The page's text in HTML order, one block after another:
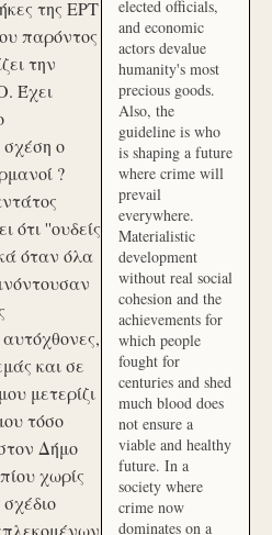
της ΕΡΤ
παρόντος
την
Έχει
ο
?
ότι ''ουδείς
όταν όλα
και σε
μετερίζι
τόσο
Δήμο
χωρίς
elected officials,
and economic
actors devalue
humanity's most
precious goods.
Also, the
guideline is who
is shaping a future
where crime will
prevail
everywhere.
Materialistic
development
without real social
cohesion and the
achievements for
which people
fought for
centuries and shed
much blood does
not ensure a
viable and healthy
future. In a
society where
crime now
dominates on a